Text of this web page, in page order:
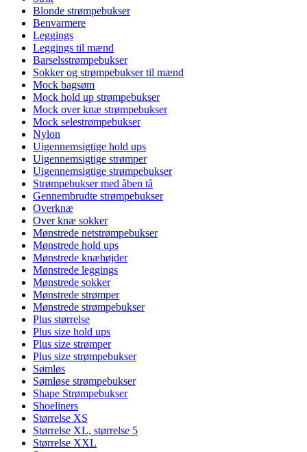
Blonde strømpebukser
Benvarmere
Leggings
Leggings til mænd
Barselsstrømpebukser
Sokker og strømpebukser til mænd
Mock bagsøm
Mock hold up strømpebukser
Mock over knæ strømpebukser
Mock selestrømpebukser
Nylon
Uigennemsigtige hold ups
Uigennemsigtige strømper
Uigennemsigtige strømpebukser
Strømpebukser med åben tå
Gennembrudte strømpebukser
Overknæ
Over knæ sokker
Mønstrede netstrømpebukser
Mønstrede hold ups
Mønstrede knæhøjder
Mønstrede leggings
Mønstrede sokker
Mønstrede strømper
Mønstrede strømpebukser
Plus størrelse
Plus size hold ups
Plus size strømper
Plus size strømpebukser
Sømløs
Sømløse strømpebukser
Shape Strømpebukser
Shoeliners
Størrelse XS
Størrelse XL, størrelse 5
Størrelse XXL